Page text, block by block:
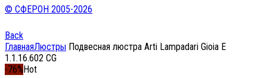
© СФЕРОН 2005-2026
Back
ГлавнаяЛюстры Подвесная люстра Arti Lampadari Gioia E
1.1.16.602 CG
-76% Hot